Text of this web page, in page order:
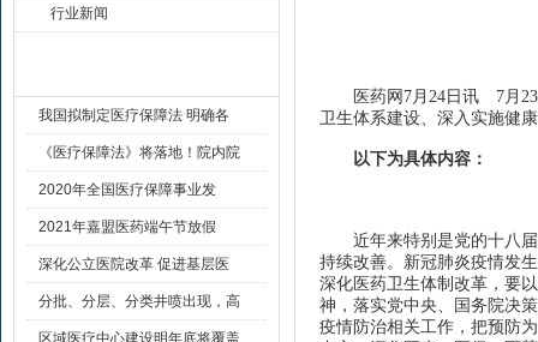
行业新闻
我国拟制定医疗保障法 明确各
《医疗保障法》将落地！院内院
2020年全国医疗保障事业发
2021年嘉盟医药端午节放假
深化公立医院改革 促进基层医
分批、分层、分类井喷出现，高
区域医疗中心建设明年底将覆盖
医药网7月24日讯 7月23日
卫生体系建设、深入实施健
以下为具体内容：
近年来特别是党的十八届
持续改善。新冠肺炎疫情发
深化医药卫生体制改革，要
神，落实党中央、国务院决
疫情防治相关工作，把预防